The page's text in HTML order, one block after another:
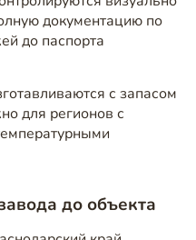
документацию по
до паспорта
с запасом
для регионов с
до объекта